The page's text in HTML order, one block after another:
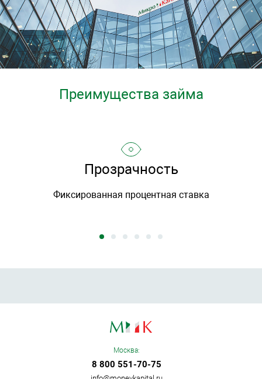
Преимущества займа
Прозрачность
Фиксированная процентная ставка
Москва:
8 800 551-70-75